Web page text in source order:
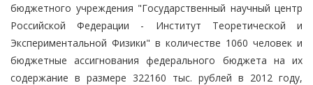
бюджетного учреждения "Государственный научный центр
Российской Федерации - Институт Теоретической и
Экспериментальной Физики" в количестве 1060 человек и
бюджетные ассигнования федерального бюджета на их
содержание в размере 322160 тыс. рублей в 2012 году,